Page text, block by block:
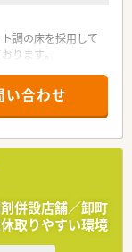
調の床を採用して
ります。
い合わせ
併設店舗／卸町
取りやすい環境